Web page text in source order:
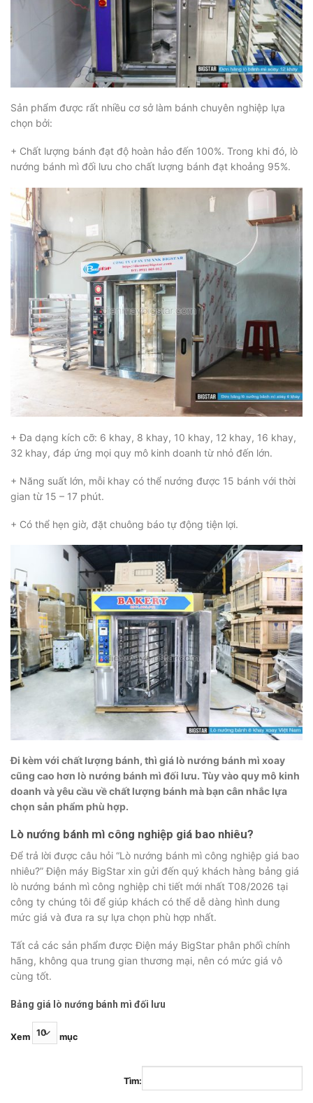
Sản phẩm được rất nhiều cơ sở làm bánh chuyên nghiệp lựa
chọn bởi:
+ Chất lượng bánh đạt độ hoàn hảo đến 100%. Trong khi đó, lò
nướng bánh mì đối lưu cho chất lượng bánh đạt khoảng 95%.
+ Đa dạng kích cỡ: 6 khay, 8 khay, 10 khay, 12 khay, 16 khay,
32 khay, đáp ứng mọi quy mô kinh doanh từ nhỏ đến lớn.
+ Năng suất lớn, mỗi khay có thể nướng được 15 bánh với thời
gian từ 15 – 17 phút.
+ Có thể hẹn giờ, đặt chuông báo tự động tiện lợi.
Đi kèm với chất lượng bánh, thì giá lò nướng bánh mì xoay
cũng cao hơn lò nướng bánh mì đối lưu. Tùy vào quy mô kinh
doanh và yêu cầu về chất lượng bánh mà bạn cân nhắc lựa
chọn sản phẩm phù hợp.
Lò nướng bánh mì công nghiệp giá bao nhiêu?
Để trả lời được câu hỏi “Lò nướng bánh mì công nghiệp giá bao
nhiêu?” Điện máy BigStar xin gửi đến quý khách hàng bảng giá
lò nướng bánh mì công nghiệp chi tiết mới nhất T08/2026 tại
công ty chúng tôi để giúp khách có thể dễ dàng hình dung
mức giá và đưa ra sự lựa chọn phù hợp nhất.
Tất cả các sản phẩm được Điện máy BigStar phân phối chính
hãng, không qua trung gian thương mại, nên có mức giá vô
cùng tốt.
Bảng giá lò nướng bánh mì đối lưu
Xem mục
Tìm: